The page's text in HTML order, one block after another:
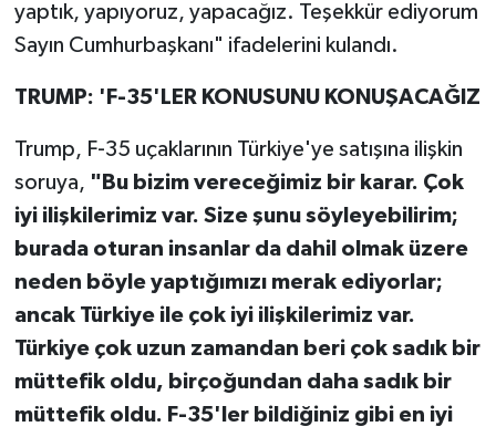
yaptık, yapıyoruz, yapacağız. Teşekkür ediyorum
Sayın Cumhurbaşkanı" ifadelerini kulandı.
TRUMP: 'F-35'LER KONUSUNU KONUŞACAĞIZ
Trump, F-35 uçaklarının Türkiye'ye satışına ilişkin
soruya, "Bu bizim vereceğimiz bir karar. Çok
iyi ilişkilerimiz var. Size şunu söyleyebilirim;
burada oturan insanlar da dahil olmak üzere
neden böyle yaptığımızı merak ediyorlar;
ancak Türkiye ile çok iyi ilişkilerimiz var.
Türkiye çok uzun zamandan beri çok sadık bir
müttefik oldu, birçoğundan daha sadık bir
müttefik oldu. F-35'ler bildiğiniz gibi en iyi